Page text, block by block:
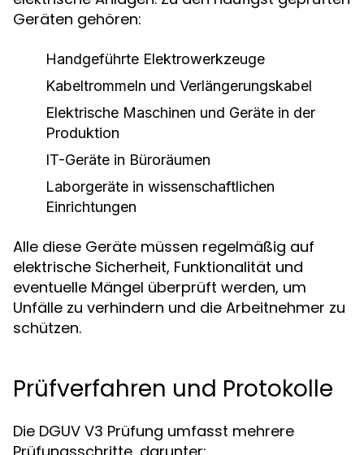
Geräten gehören:
Handgeführte Elektrowerkzeuge
Kabeltrommeln und Verlängerungskabel
Elektrische Maschinen und Geräte in der
Produktion
IT-Geräte in Büroräumen
Laborgeräte in wissenschaftlichen
Einrichtungen
Alle diese Geräte müssen regelmäßig auf
elektrische Sicherheit, Funktionalität und
eventuelle Mängel überprüft werden, um
Unfälle zu verhindern und die Arbeitnehmer zu
schützen.
Prüfverfahren und Protokolle
Die DGUV V3 Prüfung umfasst mehrere